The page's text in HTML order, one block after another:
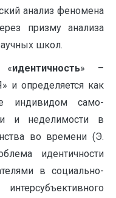
анализ феномена
призму анализа
школ.
«идентичность» –
и определяется как
индивидом само-
и неделимости в
во времени (Э.
идентичности
в социально-